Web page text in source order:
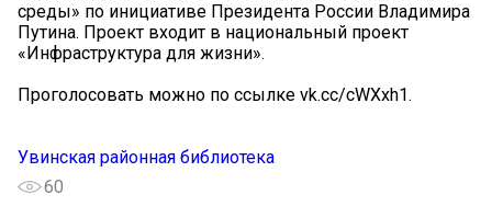
среды» по инициативе Президента России Владимира
Путина. Проект входит в национальный проект
«Инфраструктура для жизни».
Проголосовать можно по ссылке vk.cc/cWXxh1.
Увинская районная библиотека
60